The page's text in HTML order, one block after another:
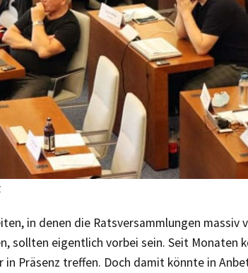
in denen die Ratsversammlungen
sollten eigentlich vorbei sein. Seit Monaten
in Präsenz treffen. Doch damit könnte in